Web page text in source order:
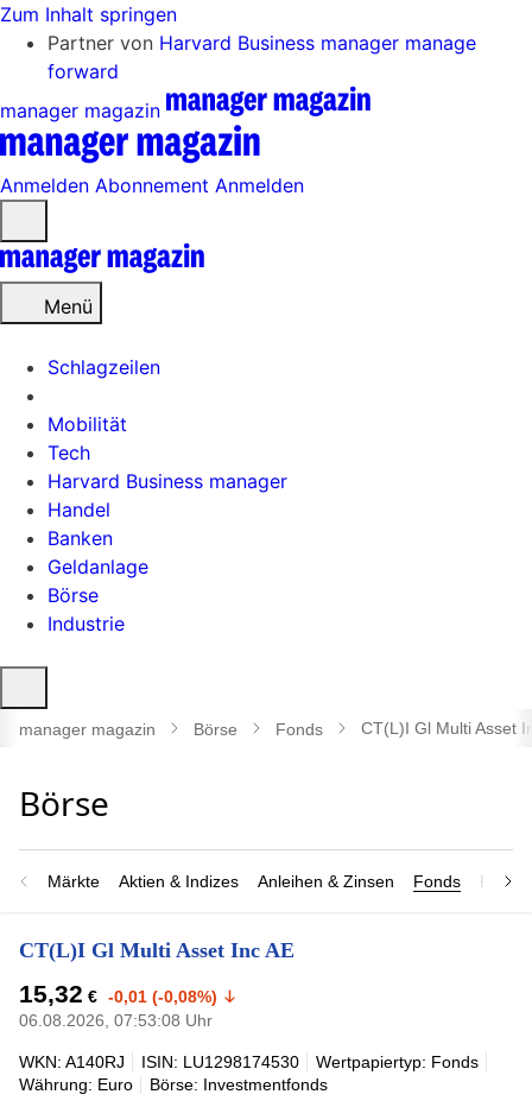
Zum Inhalt springen
Partner von Harvard Business manager manage
forward
manager magazin
Anmelden Abonnement Anmelden
öffnen
Menü
Schlagzeilen
Mobilität
Tech
Harvard Business manager
Handel
Banken
Geldanlage
Börse
Industrie
öffnen
manager magazin Börse Fonds CT(L)I Gl Multi Asset
Märkte Aktien & Indizes Anleihen & Zinsen Fonds
CT(L)I Gl Multi Asset Inc AE
15,32 € -0,01 (-0,08%)
06.08.2026, 07:53:08 Uhr
WKN: A140RJ ISIN: LU1298174530
Wertpapiertyp: Fonds
Währung: Euro
Börse: Investmentfonds